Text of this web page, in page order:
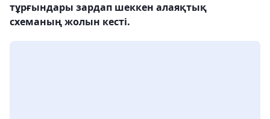
тұрғындары зардап шеккен алаяқтық
схеманың жолын кесті.